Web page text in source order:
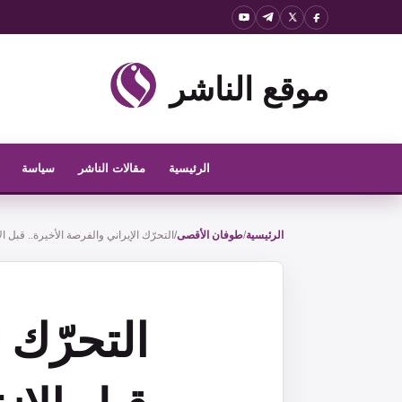
موقع الناشر
الرئيسية مقالات الناشر سياسة
الرئيسية/طوفان الأقصى/ التحرّك الإيراني والفرصة الأخيرة.. قبل